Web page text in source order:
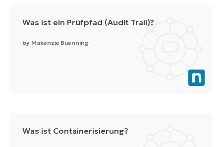
Was ist ein Prüfpfad (Audit Trail)?
by Makenzie Buenning
Was ist Containerisierung?